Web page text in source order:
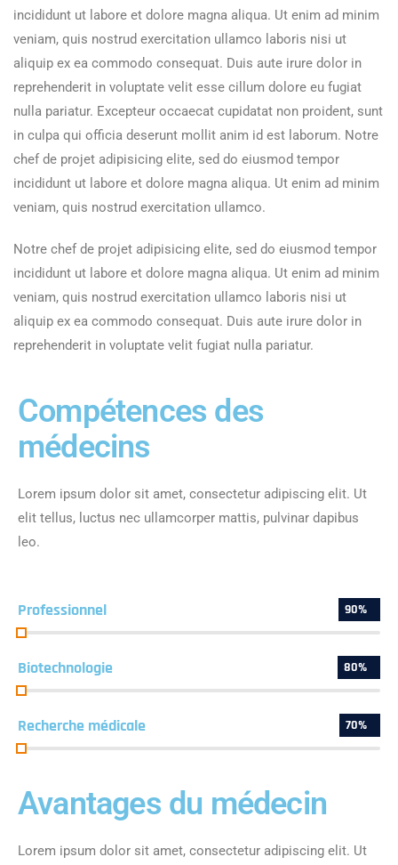
incididunt ut labore et dolore magna aliqua. Ut enim ad minim
veniam, quis nostrud exercitation ullamco laboris nisi ut
aliquip ex ea commodo consequat. Duis aute irure dolor in
reprehenderit in voluptate velit esse cillum dolore eu fugiat
nulla pariatur. Excepteur occaecat cupidatat non proident, sunt
in culpa qui officia deserunt mollit anim id est laborum. Notre
chef de projet adipisicing elite, sed do eiusmod tempor
incididunt ut labore et dolore magna aliqua. Ut enim ad minim
veniam, quis nostrud exercitation ullamco.
Notre chef de projet adipisicing elite, sed do eiusmod tempor
incididunt ut labore et dolore magna aliqua. Ut enim ad minim
veniam, quis nostrud exercitation ullamco laboris nisi ut
aliquip ex ea commodo consequat. Duis aute irure dolor in
reprehenderit in voluptate velit fugiat nulla pariatur.
Compétences des
médecins
Lorem ipsum dolor sit amet, consectetur adipiscing elit. Ut
elit tellus, luctus nec ullamcorper mattis, pulvinar dapibus
leo.
Professionnel 90%
Biotechnologie 80%
Recherche médicale 70%
Avantages du médecin
Lorem ipsum dolor sit amet, consectetur adipiscing elit. Ut